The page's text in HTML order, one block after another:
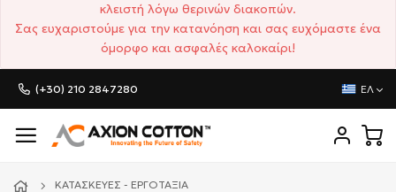
κλειστή λόγω θερινών διακοπών.
Σας ευχαριστούμε για την κατανόηση και σας ευχόμαστε ένα
όμορφο και ασφαλές καλοκαίρι!
(+30) 210 2847280 ΕΛ
ΚΑΤΑΣΚΕΥΈΣ - ΕΡΓΟΤΆΞΙΑ